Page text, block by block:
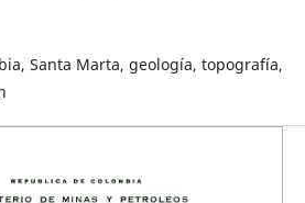
Santa Marta, geología, topografía,